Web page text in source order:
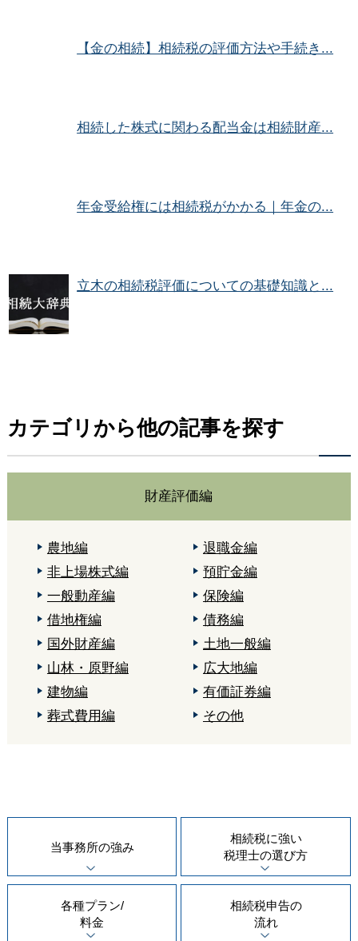
【金の相続】相続税の評価方法や手続き...
相続した株式に関わる配当金は相続財産...
年金受給権には相続税がかかる｜年金の...
立木の相続税評価についての基礎知識と...
カテゴリから他の記事を探す
財産評価編
農地編
退職金編
非上場株式編
預貯金編
一般動産編
保険編
借地権編
債務編
国外財産編
土地一般編
山林・原野編
広大地編
建物編
有価証券編
葬式費用編
その他
当事務所の強み
相続税に強い
税理士の選び方
各種プラン/
料金
相続税申告の
流れ